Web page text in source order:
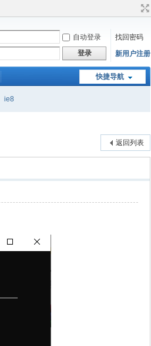
自动登录
找回密码
登录 新用户注册
快捷导航
ie8
返回列表